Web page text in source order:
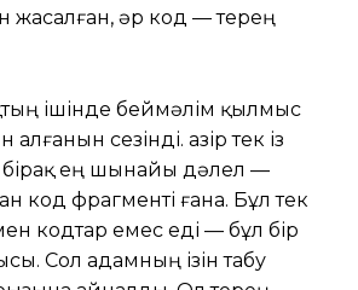
жасалған, әр код — терең
ішінде беймәлім қылмыс
сезінді. Қазір тек із
бірақ ең шынайы дәлел —
код фрагменті ғана. Бұл тек
кодтар емес еді — бұл бір
Сол адамның ізін табу